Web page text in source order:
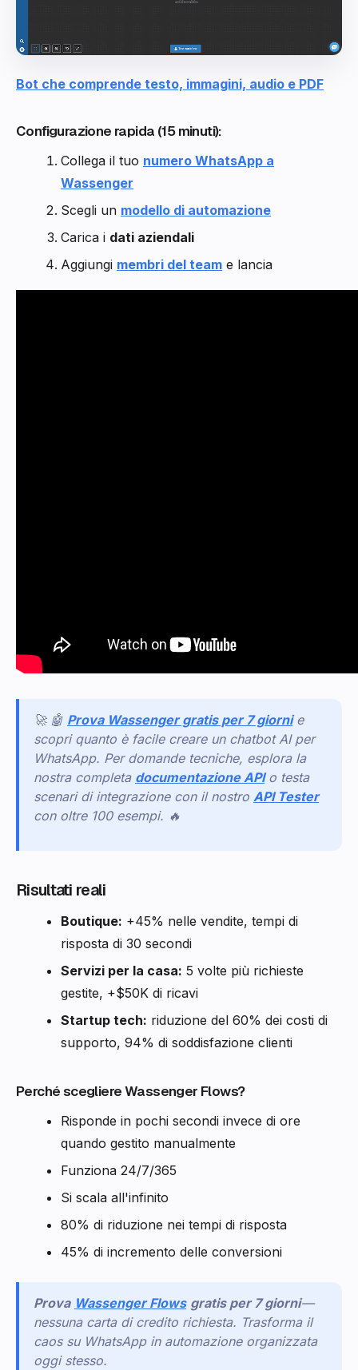
Bot che comprende testo, immagini, audio e PDF
Configurazione rapida (15 minuti):
Collega il tuo numero WhatsApp a
Wassenger
Scegli un modello di automazione
Carica i dati aziendali
Aggiungi membri del team e lancia
🚀 🤖 Prova Wassenger gratis per 7 giorni e
scopri quanto è facile creare un chatbot AI per
WhatsApp. Per domande tecniche, esplora la
nostra completa documentazione API o testa
scenari di integrazione con il nostro API Tester
con oltre 100 esempi. 🔥
Risultati reali
Boutique: +45% nelle vendite, tempi di
risposta di 30 secondi
Servizi per la casa: 5 volte più richieste
gestite, +$50K di ricavi
Startup tech: riduzione del 60% dei costi di
supporto, 94% di soddisfazione clienti
Perché scegliere Wassenger Flows?
Risponde in pochi secondi invece di ore
quando gestito manualmente
Funziona 24/7/365
Si scala all'infinito
80% di riduzione nei tempi di risposta
45% di incremento delle conversioni
Prova Wassenger Flows gratis per 7 giorni—
nessuna carta di credito richiesta. Trasforma il
caos su WhatsApp in automazione organizzata
oggi stesso.